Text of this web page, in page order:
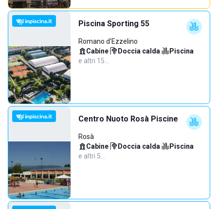
Piscina Sporting 55
Romano d'Ezzelino
Cabine· Doccia calda· Piscina·
e altri 15…
Centro Nuoto Rosà Piscine
Rosà
Cabine· Doccia calda· Piscina·
e altri 5…